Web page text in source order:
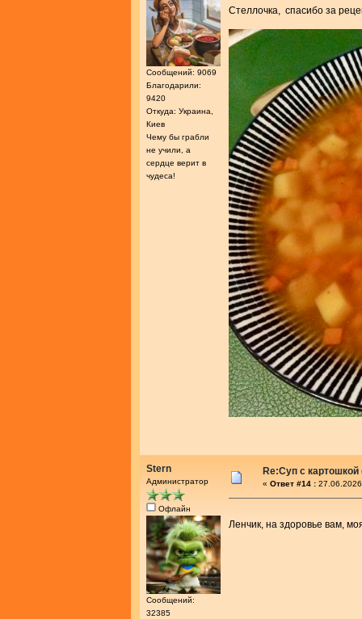
Сообщений: 9069
Благодарили:
9420
Откуда: Украина,
Киев
Чему бы грабли
не учили, а
сердце верит в
чудеса!
Стеллочка, спасибо за
Stern
Администратор
Офлайн
Сообщений:
32385
Re:Суп с
« Ответ #14 :
Ленчик, на здоровье вам,